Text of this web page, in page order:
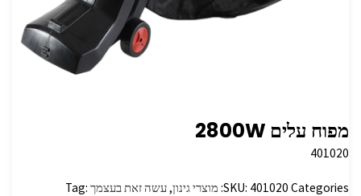
מפוח עלים 2800W
401020
SKU: 401020 Categories: מוצרי גינון,עשה זאת בעצמך Tag: